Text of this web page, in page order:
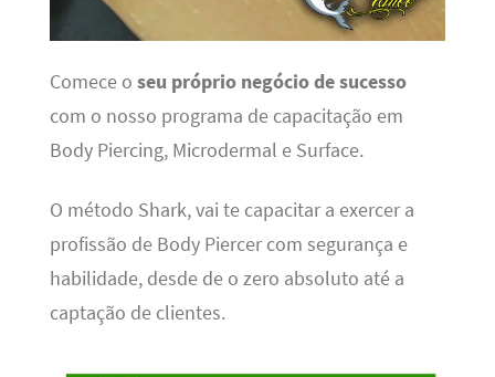
Comece o seu próprio negócio de sucesso
com o nosso programa de capacitação em
Body Piercing, Microdermal e Surface.
O método Shark, vai te capacitar a exercer a
profissão de Body Piercer com segurança e
habilidade, desde de o zero absoluto até a
captação de clientes.